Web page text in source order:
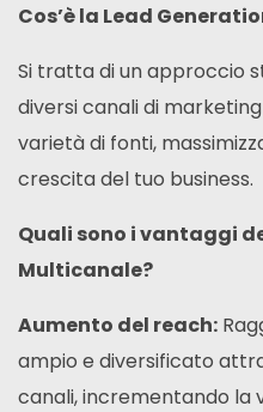
Cos’è la Lead
Si tratta di un approccio
diversi canali di
varietà di fonti,
crescita del tuo business.
Quali sono i vantaggi
Multicanale?
Aumento del reach:
ampio e diversificato
canali,incrementando la